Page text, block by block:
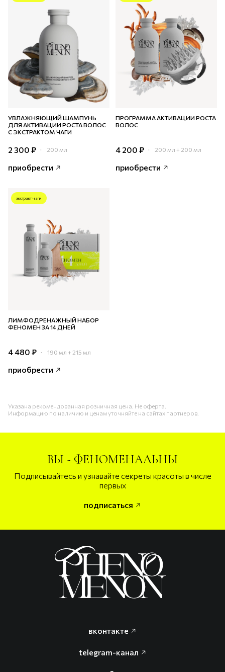
УВЛАЖНЯЮЩИЙ ШАМПУНЬ
ДЛЯ АКТИВАЦИИ РОСТА ВОЛОС
С ЭКСТРАКТОМ ЧАГИ
2 300 ₽ 200 мл
приобрести
ПРОГРАММА АКТИВАЦИИ РОСТА
ВОЛОС
4 200 ₽ 200 мл + 200 мл
приобрести
экстракт чаги
ЛИМФОДРЕНАЖНЫЙ НАБОР
ФЕНОМЕН ЗА 14 ДНЕЙ
4 480 ₽ 190 мл + 215 мл
приобрести
Указана рекомендованная розничная цена. Не оферта.
Информацию по наличию и ценам уточняйте на сайтах партнеров.
ВЫ - ФЕНОМЕНАЛЬНЫ
Подписывайтесь и узнавайте секреты красоты в числе
первых
подписаться
вконтакте
telegram-канал